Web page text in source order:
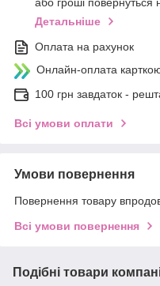
або гроші повернуться
Детальніше
Оплата на рахунок
Онлайн-оплата
100 грн завдаток -
Всі умови оплати
Умови повернення
Повернення товару
Всі умови повернення
Подібні товари